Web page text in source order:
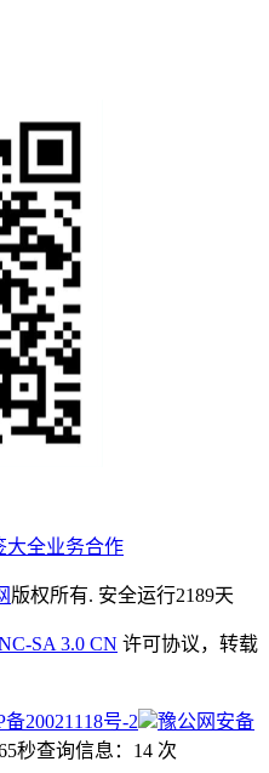
大全业务合作
版权所有. 安全运行2189天
SA 3.0 CN 许可协议，转载
备20021118号-2
豫公网安备
秒查询信息：14 次